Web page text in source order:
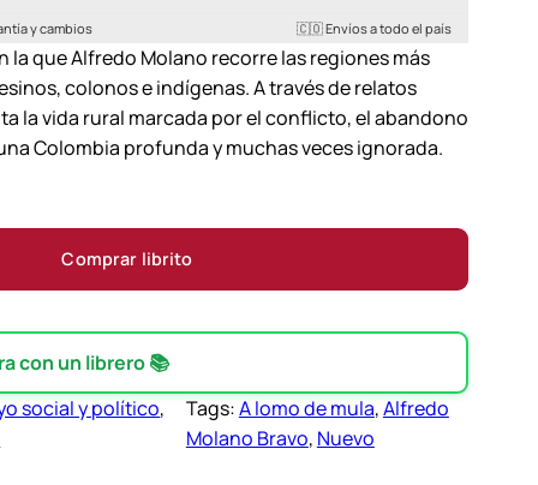
y cambios 🇨🇴 Envíos a todo el país
que Alfredo Molano recorre las regiones más
colonos e indígenas. A través de relatos
la vida rural marcada por el conflicto, el abandono
Colombia profunda y muchas veces ignorada.
Comprar librito
con un librero 📚
social y político
Tags:A lomo de mula, Alfredo
Molano Bravo, Nuevo